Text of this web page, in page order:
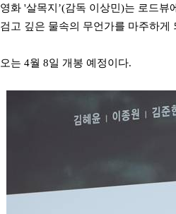
영화 '살목지’(감독 이상민)는 로드뷰
검고 깊은 물속의 무언가를 마주하게
오는 4월 8일 개봉 예정이다.